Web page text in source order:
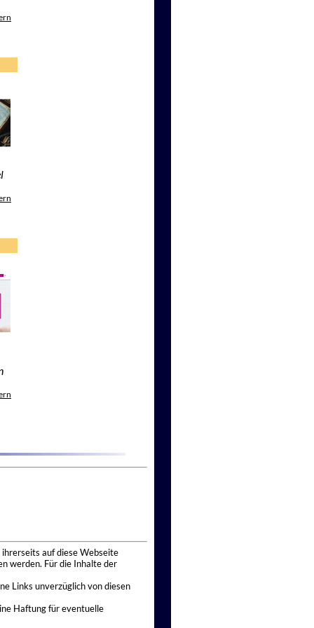
auf diese Webseite
werden. Für die Inhalte der
Links unverzüglich von diesen
Haftung für eventuelle